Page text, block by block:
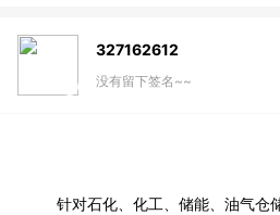
327162612
没有留下签名~~
针对石化、化工、储能、油气仓